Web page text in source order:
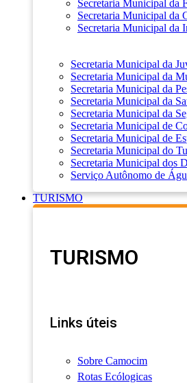
Secretaria Municipal da
Secretaria Municipal da
Secretaria Municipal da
Secretaria Municipal da
Secretaria Municipal da
Secretaria Municipal da
Secretaria Municipal da
Secretaria Municipal da
Secretaria Municipal de
Secretaria Municipal de
Secretaria Municipal do
Secretaria Municipal dos
Serviço Autônomo de
TURISMO
TURISMO
Links úteis
Sobre Camocim
Rotas Ecólogicas